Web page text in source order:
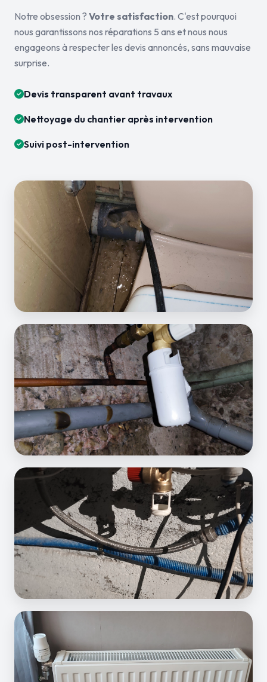
Notre obsession ? Votre satisfaction. C'est pourquoi
nous garantissons nos réparations 5 ans et nous nous
engageons à respecter les devis annoncés, sans mauvaise
surprise.
Devis transparent avant travaux
Nettoyage du chantier après intervention
Suivi post-intervention